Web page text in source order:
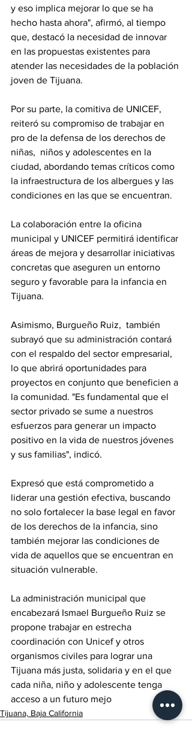
y eso implica mejorar lo que se ha
hecho hasta ahora", afirmó, al tiempo
que, destacó la necesidad de innovar
en las propuestas existentes para
atender las necesidades de la población
joven de Tijuana.
Por su parte, la comitiva de UNICEF,
reiteró su compromiso de trabajar en
pro de la defensa de los derechos de
niñas,  niños y adolescentes en la
ciudad, abordando temas críticos como
la infraestructura de los albergues y las
condiciones en las que se encuentran.
La colaboración entre la oficina
municipal y UNICEF permitirá identificar
áreas de mejora y desarrollar iniciativas
concretas que aseguren un entorno
seguro y favorable para la infancia en
Tijuana.
Asimismo, Burgueño Ruiz,  también
subrayó que su administración contará
con el respaldo del sector empresarial,
lo que abrirá oportunidades para
proyectos en conjunto que beneficien a
la comunidad. "Es fundamental que el
sector privado se sume a nuestros
esfuerzos para generar un impacto
positivo en la vida de nuestros jóvenes
y sus familias", indicó.
Expresó que está comprometido a
liderar una gestión efectiva, buscando
no solo fortalecer la base legal en favor
de los derechos de la infancia, sino
también mejorar las condiciones de
vida de aquellos que se encuentran en
situación vulnerable.
La administración municipal que
encabezará Ismael Burgueño Ruiz se
propone trabajar en estrecha
coordinación con Unicef y otros
organismos civiles para lograr una
Tijuana más justa, solidaria y en el que
cada niña, niño y adolescente tenga
acceso a un futuro mejo
Tijuana, Baja California